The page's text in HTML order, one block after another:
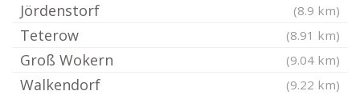
Jördenstorf (8.9 km)
Teterow (8.91 km)
Groß Wokern (9.04 km)
Walkendorf (9.22 km)